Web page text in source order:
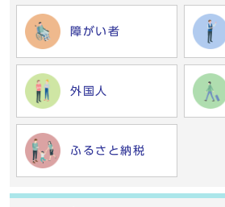
障がい者
外国人
ふるさと納税